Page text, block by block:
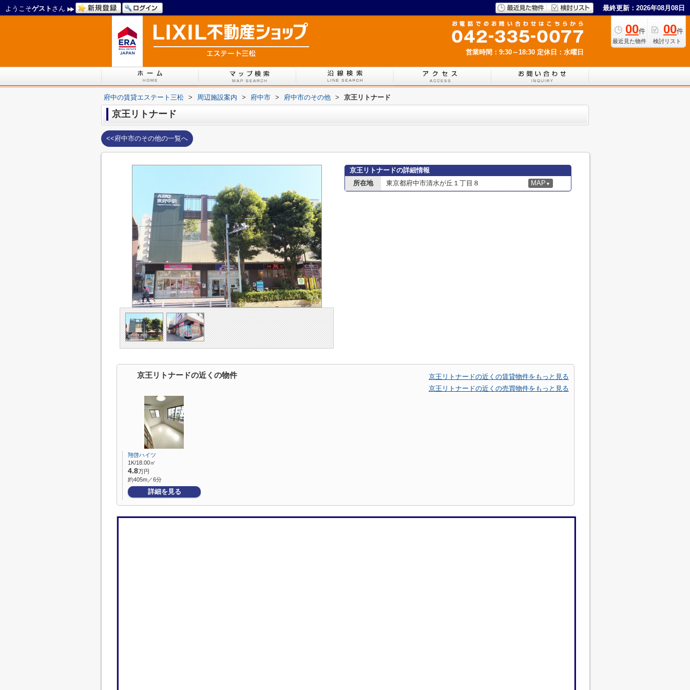
ようこそゲスト さん 最終更新：2026年08月08日
00件
最近見た物件
00件
検討リスト
営業時間：9:30～18:30 定休日：水曜日
府中の賃貸エステート三松 > 周辺施設案内 > 府中市 > 府中市のその他 > 京王リトナード
京王リトナード
<<府中市のその他の一覧へ
京王リトナードの詳細情報
所在地
東京都府中市清水が丘１丁目８ MAP ▼
京王リトナードの近くの物件
京王リトナードの近くの賃貸物件をもっと見る
京王リトナードの近くの売買物件をもっと見る
翔啓ハイツ
1K/18.00㎡
4.8万円
約405m／6分
詳細を見る